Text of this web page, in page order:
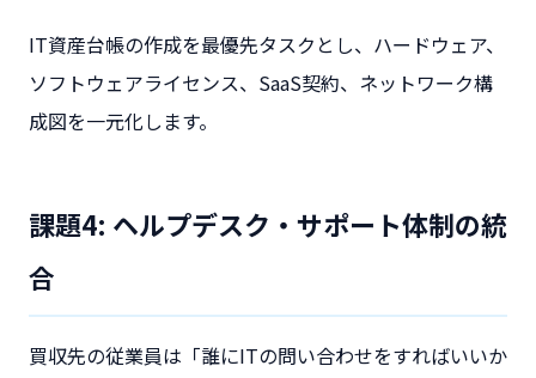
IT資産台帳の作成を最優先タスクとし、ハードウェア、
ソフトウェアライセンス、SaaS契約、ネットワーク構
成図を一元化します。
課題4: ヘルプデスク・サポート体制の統
合
買収先の従業員は「誰にITの問い合わせをすればいいか